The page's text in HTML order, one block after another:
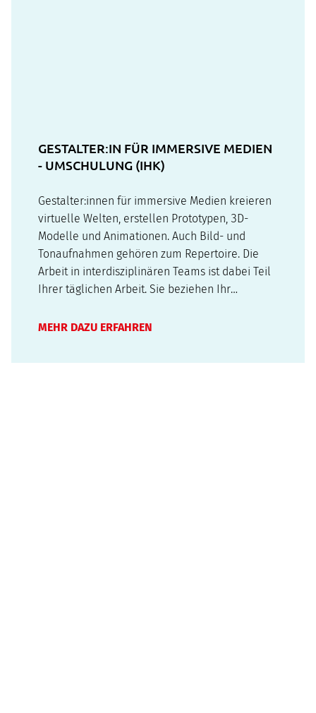
GESTALTER:IN FÜR IMMERSIVE MEDIEN
- UMSCHULUNG (IHK)
Gestalter:innen für immersive Medien kreieren
virtuelle Welten, erstellen Prototypen, 3D-
Modelle und Animationen. Auch Bild- und
Tonaufnahmen gehören zum Repertoire. Die
Arbeit in interdisziplinären Teams ist dabei Teil
Ihrer täglichen Arbeit. Sie beziehen Ihr
vermitteln ihnen Emotionen.Virtual Reality (VR),
…
MEHR DAZU ERFAHREN